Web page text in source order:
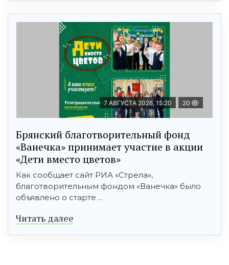
7 АВГУСТА 2026, 15:20 20
Брянский благотворительный фонд
«Ванечка» принимает участие в акции
«Дети вместо цветов»
Как сообщает сайт РИА «Стрела»,
благотворительным фондом «Ванечка» было
объявлено о старте ...
Читать далее